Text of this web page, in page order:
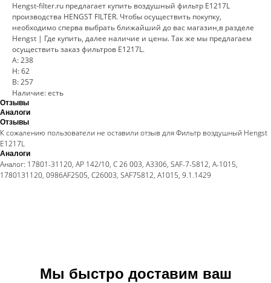
Hengst-filter.ru предлагает купить воздушный фильтр E1217L
производства HENGST FILTER. Чтобы осуществить покупку,
необходимо сперва выбрать ближайший до вас магазин,в разделе
Hengst | Где купить, далее наличие и цены. Так же мы предлагаем
осуществить заказ фильтров E1217L.
A: 238
H: 62
B: 257
Наличие: есть
Отзывы
Аналоги
Отзывы
К сожалению пользователи не оставили отзыв для Фильтр воздушный Hengst
E1217L
Аналоги
Аналог: 17801-31120, AP 142/10, C 26 003, A3306, SAF-7-5812, A-1015,
1780131120, 0986AF2505, C26003, SAF75812, A1015, 9.1.1429
Мы быстро доставим ваш